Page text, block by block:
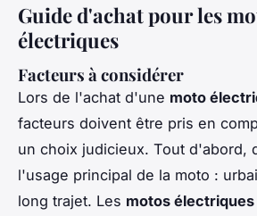
Guide d'achat pour les
électriques
Facteurs à considérer
Lors de l'achat d'une moto
facteurs doivent être pris en
un choix judicieux. Tout d'abord,
l'usage principal de la moto :
long trajet. Les motos